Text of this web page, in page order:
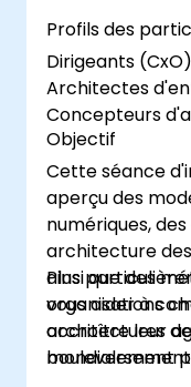
adéquation
Profils des
Dirigeants
Architectes
Concepteurs
Objectif
Cette séance
aperçu des
numériques,
architecture
ainsi que des
organisations
accroître leur
Plus
vous aider à
architectures
mondialement